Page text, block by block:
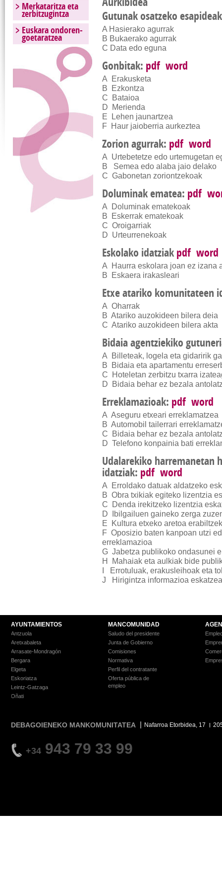
Gutunak osatzeko
A Hasierako agurrak
B Bukaerako agurrak
C Data edo eguna
Gonbitak: pdf word
A Erakusketa
B Ezkontza
C Bataioa
D Merienda
E Lehen jaunartzea
F Haur jaioberria aurkeztea
Zorion agurrak: pdf word
A Urtebetetze edo urtemugetan
B Semea edo alaba jaio delako
C Gabonetan zoriontzekoak
Doluminak ematea: pdf
A Doluminak ematekoak
B Eskerrak ematekoak
C Oroigarriak
D Urteurrenekoak
Eskolako idatziak pdf word
A Haurra eskolara joan ez izana
B Eskaera irakasleari
Etxe atariko komunitateen
A Oharrak
B Atariko auzokideen bilera deia
C Atariko auzokideen bilera akta
Bidaia agentziekiko
A Billeteak, logela eta gidaririk
B Bidaia eta apartamentu
C Hoteletan zerbitzu txarra
D Bidaia behar ez bezala
Erreklamazioak: pdf word
A Aseguru etxeari erreklamatzea
B Automobil tailerrari
C Bidaia behar ez bezala
D Telefono konpainia bati
Udalarekiko harremanetan
idatziak: pdf word
A Erroldako datuak aldatzeko
B Obra txikiak egiteko lizentzia
C Denda irekitzeko lizentzia
D Ibilgailuen gaineko zerga
E Kultura etxeko aretoa
F Oposizio baten kanpoan utzi
erreklamazioa
G Jabetza publikoko ondasunei
H Mahaiak eta aulkiak bide
I Errotuluak, erakusleihoak eta
J Hirigintza informazioa
Merkataritza eta
zerbitzugintza
Euskara ondoren-
goetaratzea
AYUNTAMIENTOS
Antzuola
Aretxabaleta
Arrasate-Mondragón
Bergara
Elgeta
Eskoriatza
Leintz-Gatzaga
Oñati
MANCOMUNIDAD
Saludo del presidente
Junta de Gobierno
Comisiones
Normativa
Perfil del contratante
Oferta pública de
empleo
DEBAGOIENEKO MANKOMUNITATEA Nafarroa Etorbidea, 17
+34 943 79 33 99